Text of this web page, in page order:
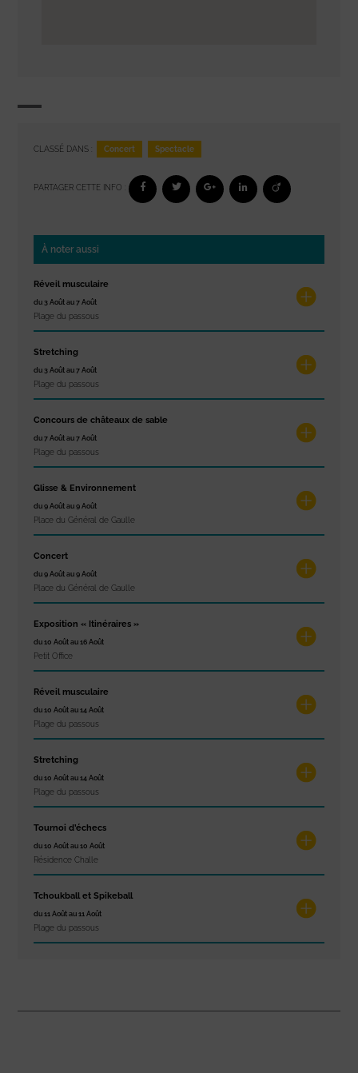
CLASSÉ DANS : Concert Spectacle
PARTAGER CETTE INFO :
À noter aussi
Réveil musculaire
du 3 Août au 7 Août
Plage du passous
Stretching
du 3 Août au 7 Août
Plage du passous
Concours de châteaux de sable
du 7 Août au 7 Août
Plage du passous
Glisse & Environnement
du 9 Août au 9 Août
Place du Général de Gaulle
Concert
du 9 Août au 9 Août
Place du Général de Gaulle
Exposition « Itinéraires »
du 10 Août au 16 Août
Petit Office
Réveil musculaire
du 10 Août au 14 Août
Plage du passous
Stretching
du 10 Août au 14 Août
Plage du passous
Tournoi d’échecs
du 10 Août au 10 Août
Résidence Challe
Tchoukball et Spikeball
du 11 Août au 11 Août
Plage du passous